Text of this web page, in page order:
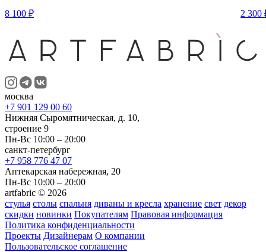
8 100 ₽ 2 300
москва
+7 901 129 00 60
Нижняя Сыромятническая, д. 10,
строение 9
Пн-Вс 10:00 – 20:00
санкт-петербург
+7 958 776 47 07
Аптекарская набережная, 20
Пн-Вс 10:00 – 20:00
artfabric © 2026
стулья столы спальня диваны и кресла хранение свет декор
скидки новинки Покупателям Правовая информация
Политика конфиденциальности
Проекты Дизайнерам О компании
Пользовательское соглашение